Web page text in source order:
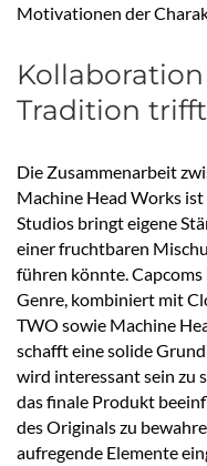
Motivationen der
Tradition
Die Zusammenarbeit
Machine Head Works
Studios bringt eigene
einer fruchtbaren
führen könnte.
Genre, kombiniert mit
TWO sowie Machine
schafft eine solide
wird interessant sein zu
das finale Produkt
des Originals zu
aufregende Elemente